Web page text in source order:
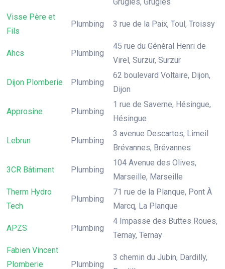
Visse Père et
Fils
Plumbing 3 rue de la Paix, Toul, Troissy
Ahcs Plumbing
45 rue du Général Henri de
Virel, Surzur, Surzur
Dijon Plomberie Plumbing
62 boulevard Voltaire, Dijon,
Dijon
Approsine Plumbing
1 rue de Saverne, Hésingue,
Hésingue
Lebrun Plumbing
3 avenue Descartes, Limeil
Brévannes, Brévannes
3CR Bâtiment Plumbing
104 Avenue des Olives,
Marseille, Marseille
Therm Hydro
Tech
Plumbing
71 rue de la Planque, Pont À
Marcq, La Planque
APZS Plumbing
4 Impasse des Buttes Roues,
Ternay, Ternay
Fabien Vincent
Plomberie
Plumbing
3 chemin du Jubin, Dardilly,